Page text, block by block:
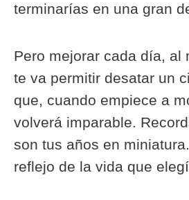
terminarías en una gran
Pero mejorar cada día, al
te va permitir desatar un
que, cuando empiece a
volverá imparable.
son tus años en
reflejo de la vida que